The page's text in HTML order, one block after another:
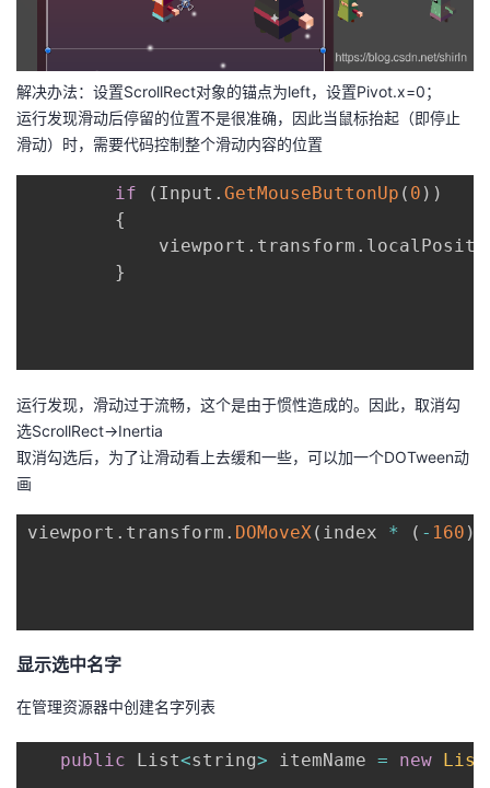
解决办法：设置ScrollRect对象的锚点为left，设置Pivot.x=0；
运行发现滑动后停留的位置不是很准确，因此当鼠标抬起（即停止
滑动）时，需要代码控制整个滑动内容的位置
if ( Input . GetMouseButtonUp ( 0 ) )
{
            viewport
. transform .
}
运行发现，滑动过于流畅，这个是由于惯性造成的。因此，取消勾
选ScrollRect->Inertia
取消勾选后，为了让滑动看上去缓和一些，可以加一个DOTween动
画
viewport . transform . DOMoveX ( index * ( - 160 )
显示选中名字
在管理资源器中创建名字列表
public List<string> itemName = new List